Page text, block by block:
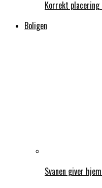
Korrekt
Boligen
Svanen giver